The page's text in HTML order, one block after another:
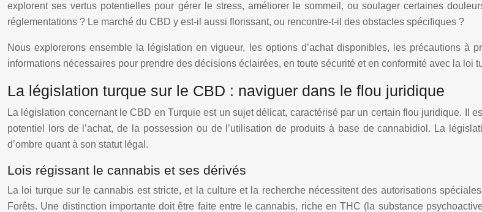
explorent ses vertus potentielles pour gérer le stress, améliorer le sommeil, ou soulager certaines
réglementations ? Le marché du CBD y est-il aussi florissant, ou rencontre-t-il des obstacles spécifiques ?
Nous explorerons ensemble la législation en vigueur, les options d’achat disponibles, les précautions à
informations nécessaires pour prendre des décisions éclairées, en toute sécurité et en conformité avec la loi
La législation turque sur le CBD : naviguer dans le flou juridique
La législation concernant le CBD en Turquie est un sujet délicat, caractérisé par un certain flou juridique. Il
potentiel lors de l’achat, de la possession ou de l’utilisation de produits à base de cannabidiol. La
d’ombre quant à son statut légal.
Lois régissant le cannabis et ses dérivés
La loi turque sur le cannabis est stricte, et la culture et la recherche nécessitent des autorisations
Forêts. Une distinction importante doit être faite entre le cannabis, riche en THC (la substance